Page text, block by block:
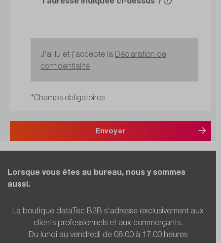
J'ai lu et j'accepte la Déclaration de
confidentialité.
*Champs obligatoires
Envoyer
Lorsque vous êtes au bureau, nous y sommes
aussi.
La boutique dataTec B2B s'adresse exclusivement aux
clients professionnels et aux commerçants.
Du lundi au vendredi de 08.00 à 17.00 heures